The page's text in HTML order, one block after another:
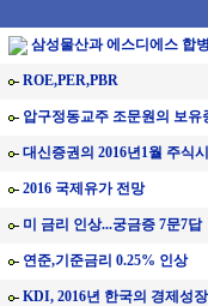
삼성물산과 에스디에스 합
ROE,PER,PBR
압구정동교주 조문원의 보유
대신증권의 2016년1월 주식
2016 국제유가 전망
미 금리 인상...궁금증 7문7답
연준,기준금리 0.25% 인상
KDI, 2016년 한국의 경제성